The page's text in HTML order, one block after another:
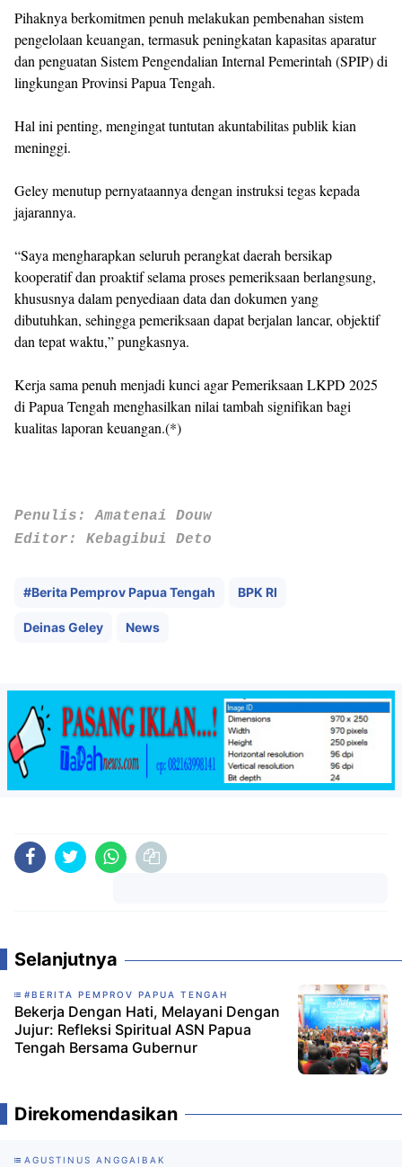
Pihaknya berkomitmen penuh melakukan pembenahan sistem
pengelolaan keuangan, termasuk peningkatan kapasitas aparatur
dan penguatan Sistem Pengendalian Internal Pemerintah (SPIP) di
lingkungan Provinsi Papua Tengah.
Hal ini penting, mengingat tuntutan akuntabilitas publik kian
meninggi.
Geley menutup pernyataannya dengan instruksi tegas kepada
jajarannya.
“Saya mengharapkan seluruh perangkat daerah bersikap
kooperatif dan proaktif selama proses pemeriksaan berlangsung,
khususnya dalam penyediaan data dan dokumen yang
dibutuhkan, sehingga pemeriksaan dapat berjalan lancar, objektif
dan tepat waktu,” pungkasnya.
Kerja sama penuh menjadi kunci agar Pemeriksaan LKPD 2025
di Papua Tengah menghasilkan nilai tambah signifikan bagi
kualitas laporan keuangan.(*)
Penulis: Amatenai Douw
Editor: Kebagibui Deto
#Berita Pemprov Papua Tengah BPK RI
Deinas Geley News
Selanjutnya
#BERITA PEMPROV PAPUA TENGAH
Bekerja Dengan Hati, Melayani Dengan
Jujur: Refleksi Spiritual ASN Papua
Tengah Bersama Gubernur
Direkomendasikan
AGUSTINUS ANGGAIBAK